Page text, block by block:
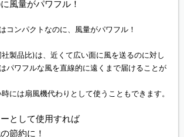
風量がパワフル！
コンパクトなのに、風量がパワフル！
製品比)は、近くて広い面に風を送るのに対し
パワフルな風を直線的に遠くまで届けることが
には扇風機代わりとして使うこともできます。
として使用すれば
節約に！